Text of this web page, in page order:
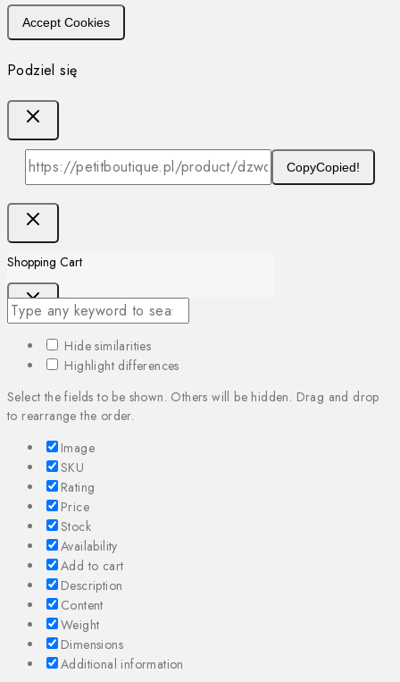
Accept Cookies
Podziel się
CopyCopied!
Shopping Cart
Hide similarities
Highlight differences
Select the fields to be shown. Others will be hidden. Drag and drop
to rearrange the order.
Image
SKU
Rating
Price
Stock
Availability
Add to cart
Description
Content
Weight
Dimensions
Additional information